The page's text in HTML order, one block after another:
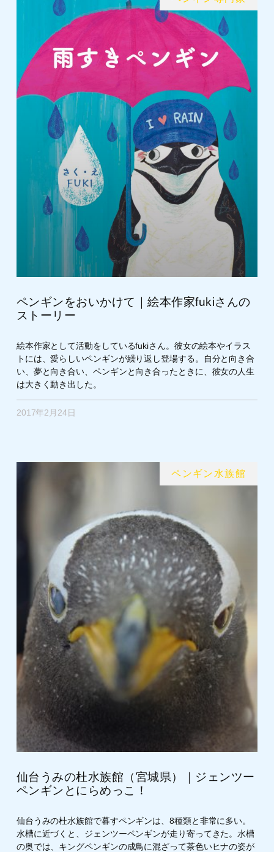
ペンギンをおいかけて｜絵本作家fukiさんの
ストーリー
絵本作家として活動をしているfukiさん。彼女の絵本やイラス
トには、愛らしいペンギンが繰り返し登場する。自分と向き合
い、夢と向き合い、ペンギンと向き合ったときに、彼女の人生
は大きく動き出した。
2017年2月24日
ペンギン水族館
仙台うみの杜水族館（宮城県）｜ジェンツー
ペンギンとにらめっこ！
仙台うみの杜水族館で暮すペンギンは、8種類と非常に多い。
水槽に近づくと、ジェンツーペンギンが走り寄ってきた。水槽
の奥では、キングペンギンの成鳥に混ざって茶色いヒナの姿が